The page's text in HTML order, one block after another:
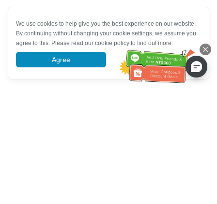
We use cookies to help give you the best experience on our website.
By continuing without changing your cookie settings, we assume you
agree to this. Please read our cookie policy to find out more.
Agree More information